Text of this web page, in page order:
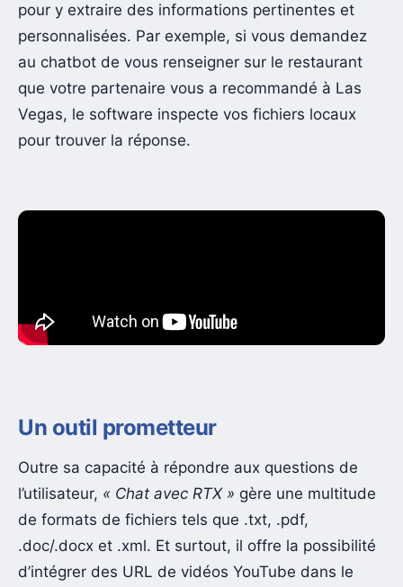
pour y extraire des informations pertinentes et
personnalisées. Par exemple, si vous demandez
au chatbot de vous renseigner sur le restaurant
que votre partenaire vous a recommandé à Las
Vegas, le software inspecte vos fichiers locaux
pour trouver la réponse.
Un outil prometteur
Outre sa capacité à répondre aux questions de
l’utilisateur, « Chat avec RTX » gère une multitude
de formats de fichiers tels que .txt, .pdf,
.doc/.docx et .xml. Et surtout, il offre la possibilité
d’intégrer des URL de vidéos YouTube dans le